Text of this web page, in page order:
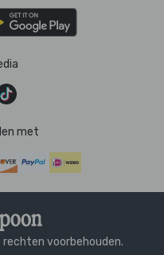
met
rechten voorbehouden.